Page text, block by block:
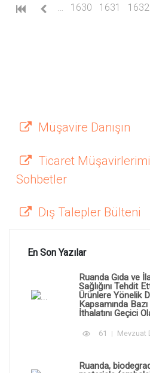
1630 1631 1632
Müşavire Danışın
Ticaret
Sohbetler
Dış Talepler Bülteni
En Son Yazılar
Ruanda Gıda ve
Sağlığını Tehdit
Ürünlere Yönelik
Kapsamında
İthalatını Geçici
61 Mevzuat
Ruanda,